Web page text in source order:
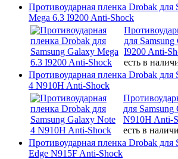
Противоударная пленка Drobak для
Mega 6.3 I9200 Anti-Shock
для
I9200 Anti-
есть в
Противоударная пленка Drobak для
4 N910H Anti-Shock
для
N910H Anti-
есть в
Противоударная пленка Drobak для
Edge N915F Anti-Shock